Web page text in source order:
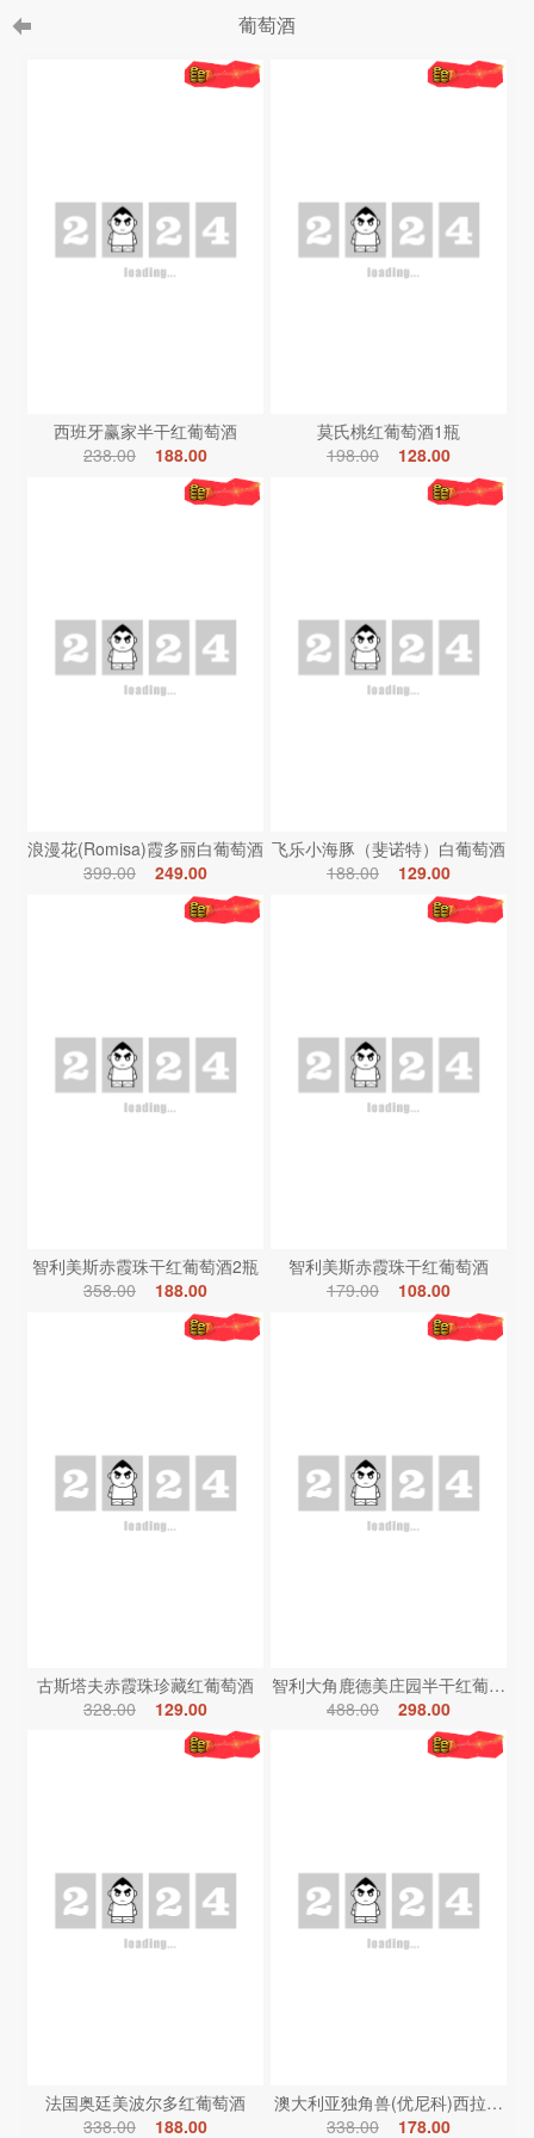
葡萄酒
西班牙赢家半干红葡萄酒
238.00
188.00
莫氏桃红葡萄酒1瓶
198.00
128.00
浪漫花(Romisa)霞多丽白葡萄酒
399.00
249.00
飞乐小海豚（斐诺特）白葡萄酒
188.00
129.00
智利美斯赤霞珠干红葡萄酒2瓶
358.00
188.00
智利美斯赤霞珠干红葡萄酒
179.00
108.00
古斯塔夫赤霞珠珍藏红葡萄酒
328.00
129.00
智利大角鹿德美庄园半干红葡萄酒
488.00
298.00
法国奥廷美波尔多红葡萄酒
338.00
188.00
澳大利亚独角兽(优尼科)西拉红葡
338.00
178.00